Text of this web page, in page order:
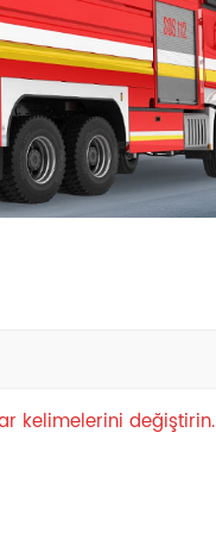
kelimelerini değiştirin.